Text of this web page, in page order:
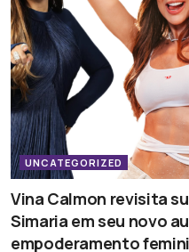
UNCATEGORIZED
Vina Calmon revisita
Simaria em seu novo
empoderamento